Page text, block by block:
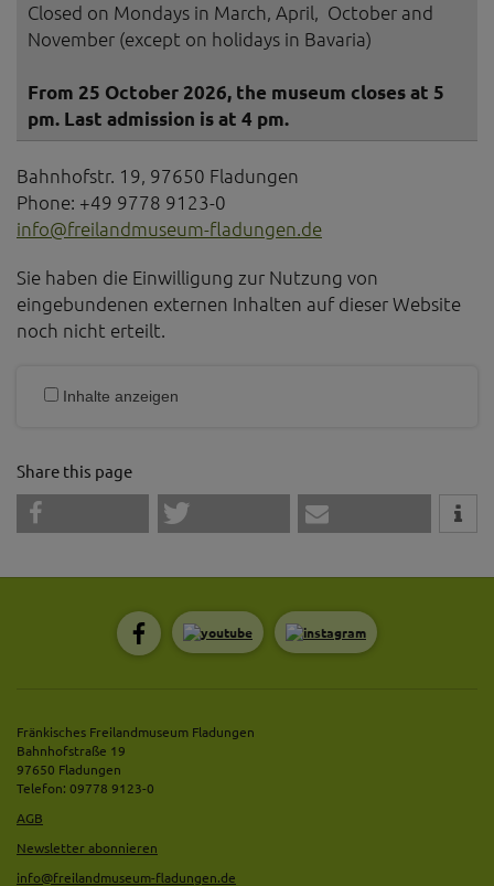
Closed on Mondays in March, April, October and
November (except on holidays in Bavaria)
From 25 October 2026, the museum closes at 5
pm. Last admission is at 4 pm.
Bahnhofstr. 19, 97650 Fladungen
Phone: +49 9778 9123-0
info@freilandmuseum-fladungen.de
Sie haben die Einwilligung zur Nutzung von
eingebundenen externen Inhalten auf dieser Website
noch nicht erteilt.
Inhalte anzeigen
Share this page
Fränkisches Freilandmuseum Fladungen
Bahnhofstraße 19
97650 Fladungen
Telefon: 09778 9123-0
AGB
Newsletter abonnieren
info@freilandmuseum-fladungen.de